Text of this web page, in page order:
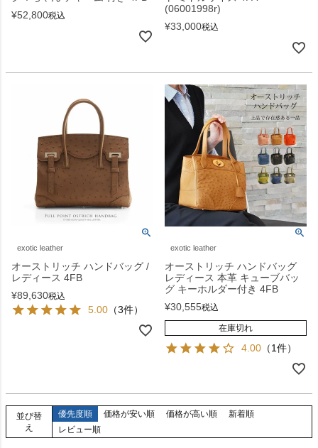
¥52,800税込
(06001998r)
¥33,000税込
exotic leather
オーストリッチ ハンドバッグ /
レディース 4FB
¥89,630税込
5.00 （3件）
exotic leather
オーストリッチ ハンドバッグ
レディース 本革 キューブバッ
グ キーホルダー付き 4FB
¥30,555税込
在庫切れ
4.00 （1件）
並び替
え
優先度順 価格が安い順 価格が高い順
新着順
レビュー順